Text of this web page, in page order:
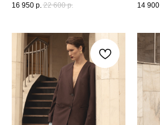
16 950 р. 22 600 р. 14 900